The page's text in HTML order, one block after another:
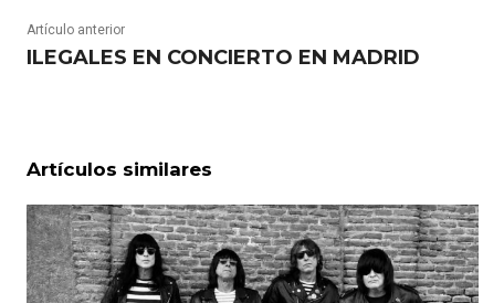
Artículo anterior
ILEGALES EN CONCIERTO EN MADRID
Artículos similares